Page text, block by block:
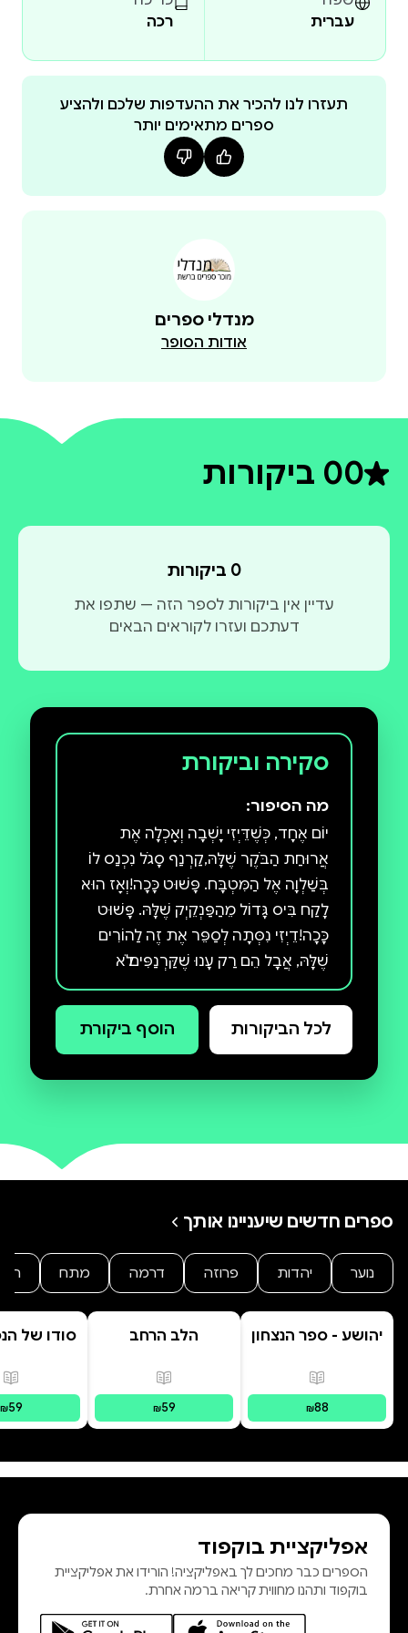
עברית
רכה
תעזרו לנו להכיר את ההעדפות שלכם ולהציע
ספרים מתאימים יותר
מנדלי ספרים
אודות הסופר
0דירוג ממוצע 0 מתוך 5
0 ביקורות
0 ביקורות
עדיין אין ביקורות לספר הזה — שתפו את
דעתכם ועזרו לקוראים הבאים
סקירה וביקורת
מה הסיפור:
יוֹם אֶחָד, כְּשֶׁדֵּיְזִי יָשְׁבָה וְאָכְלָה אֶת
אֲרוּחַת הַבֹּקֶר שֶׁלָּהּ,קַרְנַף סָגֹל נִכְנַס לוֹ
בְּשַׁלְוָה אֶל הַמִּטְבָּח. פָּשׁוּט כָּכָה!וְאָז הוּא
לָקַח בִּיס גָּדוֹל מֵהַפַּנְקֵיְק שֶׁלָּהּ. פָּשׁוּט
כָּכָה!דֵיְזִי נִסְּתָה לְסַפֵּר אֶת זֶה לַהוֹרִים
שֶׁלָּהּ, אֲבָל הֵם רַק עָנוּ שֶׁקַּרְנַפִּים לֹא
אוֹכְלִים פַּנְקֵיְק!אָז בִּמְקוֹם לְדַבֵּר עִם
הַהוֹרִים, דֵיְזִי הִתְחִילָה לְדַבֵּר עִם
הַקַּרְנַף.פָּשׁוּט כָּכָה!סִפּוּר מַצְחִיק וּמְלֵא
לְמִצְעַד הַסְּפָרִים שֶׁל מִשְׂרַד הַחִנּוּךְ וְזָכָה
לכל הביקורות הוסף ביקורת
ספרים חדשים שיעניינו אותך
נוער יהדות פרוזה דרמה מתח
יהושע - ספר הנצחון
פורמטים זמינים מודפס
₪88
הלב הרחב
פורמטים זמינים מודפס
₪59
סודו של
₪59
אפליקציית בוקפוד
הספרים כבר מחכים לך באפליקציה! הורידו את אפליקציית
בוקפוד ותהנו מחווית קריאה ברמה אחרת.